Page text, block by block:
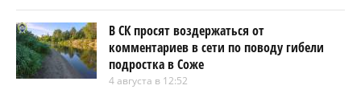
В СК просят воздержаться от
комментариев в сети по поводу гибели
подростка в Соже
4 августа в 12:52